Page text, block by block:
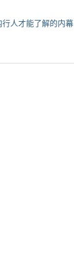
人才能了解的内幕